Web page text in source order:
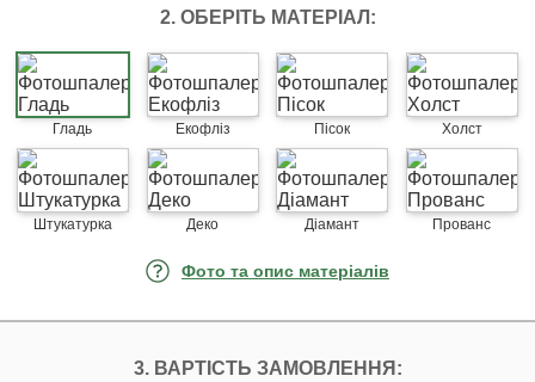
2. ОБЕРІТЬ МАТЕРІАЛ:
Гладь Екофліз Пісок Холст
Штукатурка Деко Діамант Прованс
Фото та опис матеріалів
3. ВАРТІСТЬ ЗАМОВЛЕННЯ: